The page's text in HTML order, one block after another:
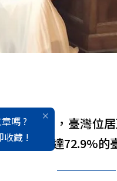
嗎 ?
收藏 !
標排名中，臺灣位
，更高達72.9%的